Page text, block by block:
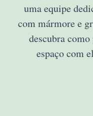
uma equipe
com mármore e
descubra
espaço com